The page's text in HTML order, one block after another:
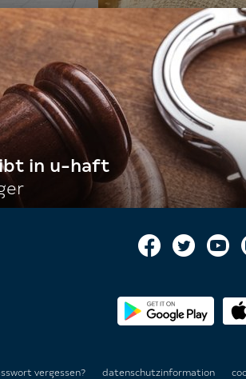
in u-haft
vergessen? datenschutzinformation